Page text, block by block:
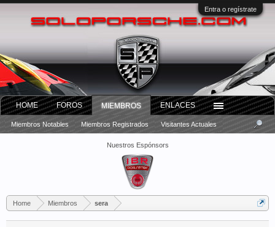
Entra o regístrate
Nuestros Espónsors
Home Miembros sera
HOME FOROS MIEMBROS
Miembros Notables Miembros Registrados Visitantes Actuales
ENLACES